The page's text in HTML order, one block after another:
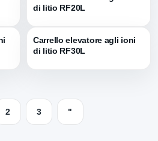
di litio RF20L
Carrello elevatore agli ioni
di litio RF30L
2 3 "